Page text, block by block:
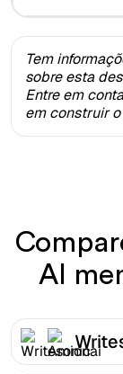
Tem
sobre esta
Entre em
em construir o
AI